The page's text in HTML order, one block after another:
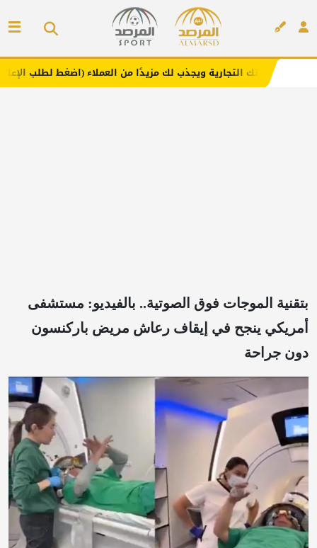
ويجذب لك مزيدًا من العملاء (اضغط لطلب الإعلان)
بتقنية الموجات فوق الصوتية.. بالفيديو: مستشفى
أمريكي ينجح في إيقاف رعاش مريض باركنسون
دون جراحة